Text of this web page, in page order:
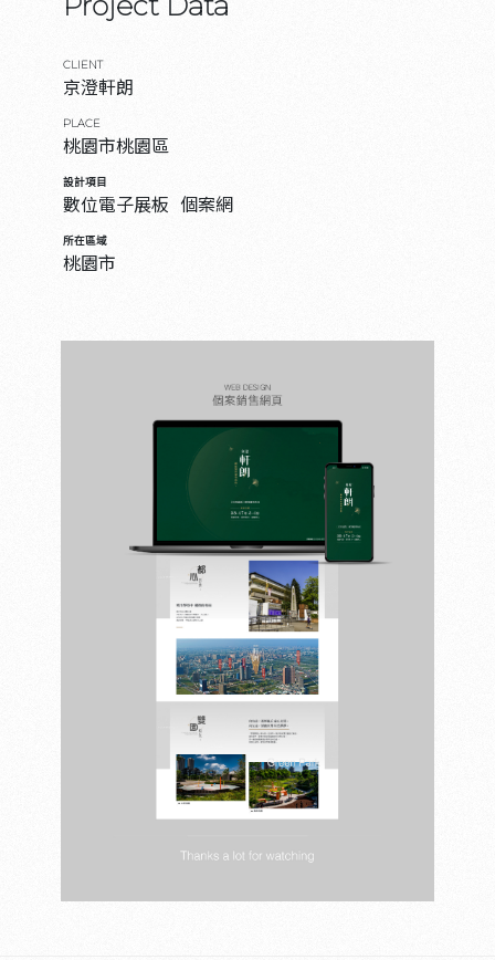
CLIENT
京澄軒朗
PLACE
桃園市桃園區
設計項目
數位電子展板 個案網
所在區域
桃園市